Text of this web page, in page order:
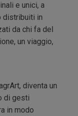
e unici, a
distribuiti in
da chi fa del
un viaggio,
diventa un
di gesti
in modo